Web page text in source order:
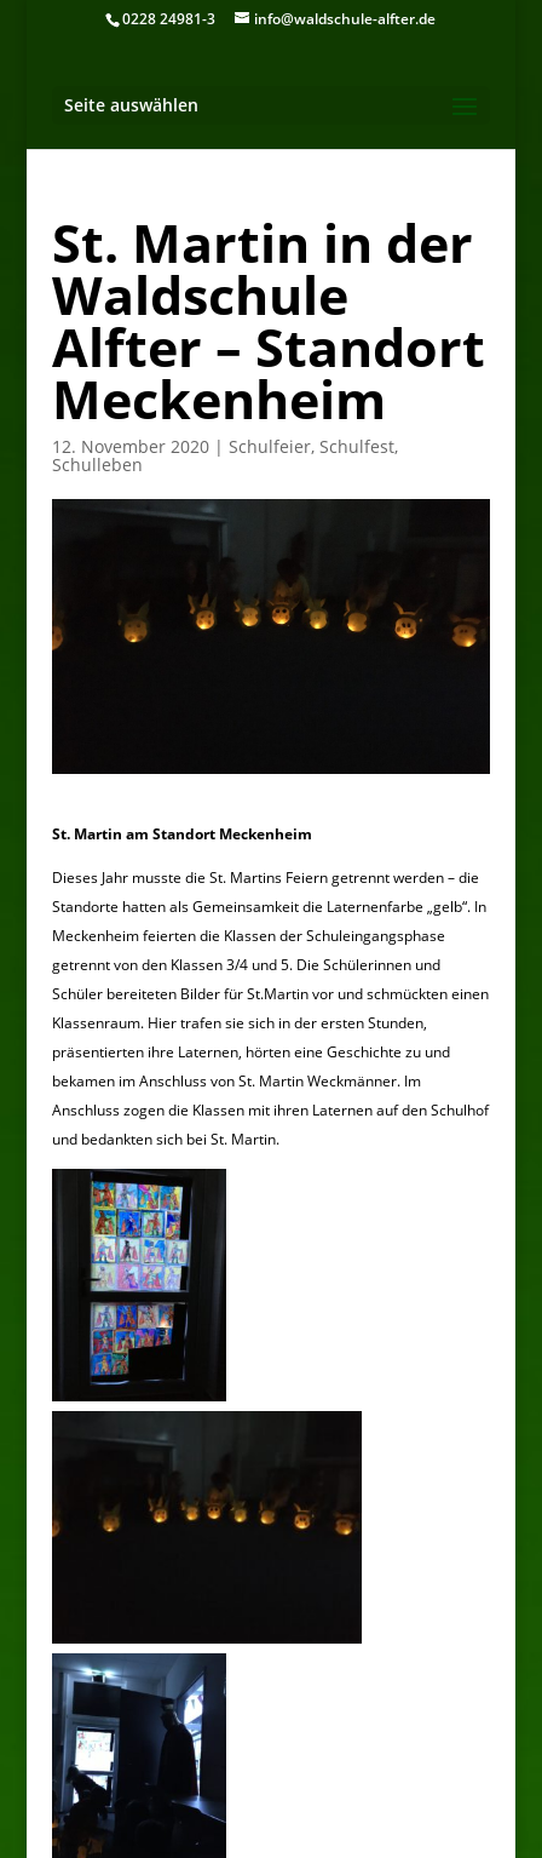
0228 24981-3 info@waldschule-alfter.de
Seite auswählen
St. Martin in der
Waldschule
Alfter – Standort
Meckenheim
12. November 2020| Schulfeier, Schulfest,
Schulleben
St. Martin am Standort Meckenheim
Dieses Jahr musste die St. Martins Feiern getrennt werden – die
Standorte hatten als Gemeinsamkeit die Laternenfarbe „gelb“. In
Meckenheim feierten die Klassen der Schuleingangsphase
getrennt von den Klassen 3/4 und 5. Die Schülerinnen und
Schüler bereiteten Bilder für St.Martin vor und schmückten einen
Klassenraum. Hier trafen sie sich in der ersten Stunden,
präsentierten ihre Laternen, hörten eine Geschichte zu und
bekamen im Anschluss von St. Martin Weckmänner. Im
Anschluss zogen die Klassen mit ihren Laternen auf den Schulhof
und bedankten sich bei St. Martin.